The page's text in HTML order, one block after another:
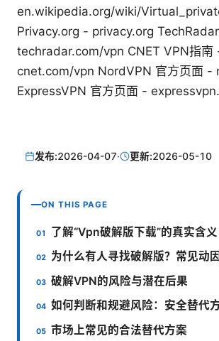
en.wikipedia.org/wiki/
Privacy.org - privacy.org
techradar.com/vpn CNET VPN指南
cnet.com/vpn NordVPN 官方页面 -
ExpressVPN 官方页面 -
发布:2026-04-07· 更新:2026-05-10
ON THIS PAGE
了解“Vpn破解版下载”的真实含义
为什么有人寻找破解版？常见动因
破解VPN的风险与潜在后果
如何判断和规避风险：安全替代
市场上常见的合法替代方案